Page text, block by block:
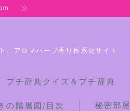
、アロマハーブ香り体系化サイト
チ辞典クイズ＆プチ辞典
の階層図/目次 秘密部屋